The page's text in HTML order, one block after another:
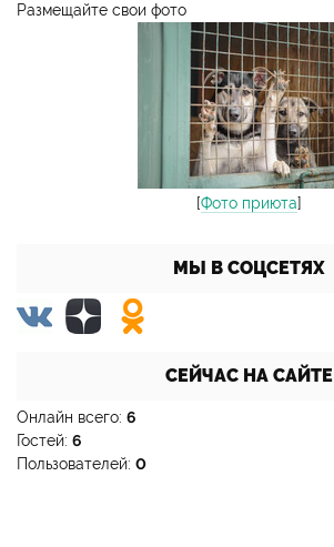
Размещайте свои фото
[Фото приюта]
МЫ В СОЦСЕТЯХ
СЕЙЧАС НА САЙТЕ
Онлайн всего: 6
Гостей: 6
Пользователей: 0